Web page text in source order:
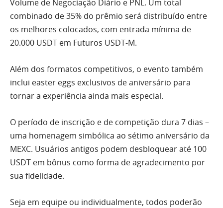
Volume de Negociação Diário e PNL. Um total
combinado de 35% do prêmio será distribuído entre
os melhores colocados, com entrada mínima de
20.000 USDT em Futuros USDT-M.
Além dos formatos competitivos, o evento também
inclui easter eggs exclusivos de aniversário para
tornar a experiência ainda mais especial.
O período de inscrição e de competição dura 7 dias –
uma homenagem simbólica ao sétimo aniversário da
MEXC. Usuários antigos podem desbloquear até 100
USDT em bônus como forma de agradecimento por
sua fidelidade.
Seja em equipe ou individualmente, todos poderão